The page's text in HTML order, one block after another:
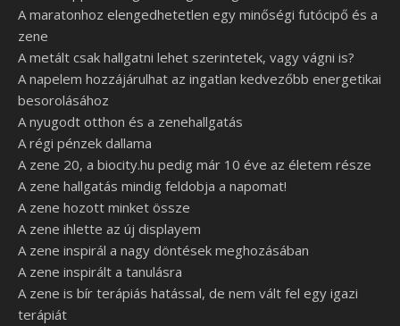
A maratonhoz elengedhetetlen egy minőségi futócipő és a
zene
A metált csak hallgatni lehet szerintetek, vagy vágni is?
A napelem hozzájárulhat az ingatlan kedvezőbb energetikai
besorolásához
A nyugodt otthon és a zenehallgatás
A régi pénzek dallama
A zene 20, a biocity.hu pedig már 10 éve az életem része
A zene hallgatás mindig feldobja a napomat!
A zene hozott minket össze
A zene ihlette az új displayem
A zene inspirál a nagy döntések meghozásában
A zene inspirált a tanulásra
A zene is bír terápiás hatással, de nem vált fel egy igazi
terápiát